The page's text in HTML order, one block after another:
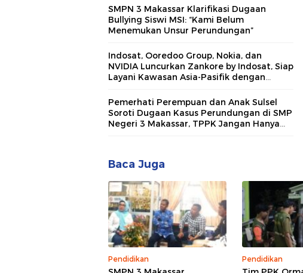
SMPN 3 Makassar Klarifikasi Dugaan
Bullying Siswi MSI: “Kami Belum
Menemukan Unsur Perundungan”
Indosat, Ooredoo Group, Nokia, dan
NVIDIA Luncurkan Zankore by Indosat, Siap
Layani Kawasan Asia-Pasifik dengan
Pemerhati Perempuan dan Anak Sulsel
Soroti Dugaan Kasus Perundungan di SMP
Negeri 3 Makassar, TPPK Jangan Hanya
Baca Juga
Pendidikan Pendidikan